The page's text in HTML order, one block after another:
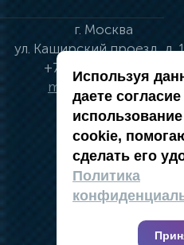
г. Москва
ул. Каширский проезд, д.
+7 (495) 134-41-83
moskva@vincci.ru
политика в
карта
Используя
даете
cookie,
сделать его
Политика